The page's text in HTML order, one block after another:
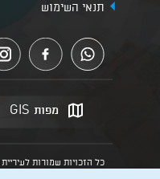
תנאי השימוש
מפות GIS